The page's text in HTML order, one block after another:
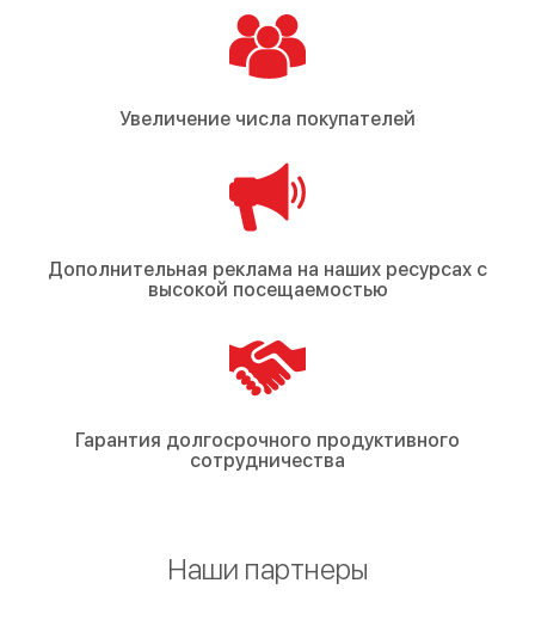
Увеличение числа покупателей
Дополнительная реклама на наших ресурсах с
высокой посещаемостью
Гарантия долгосрочного продуктивного
сотрудничества
Наши партнеры